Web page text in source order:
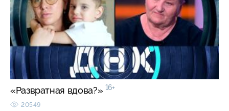
«Развратная вдова?» 16+
20549